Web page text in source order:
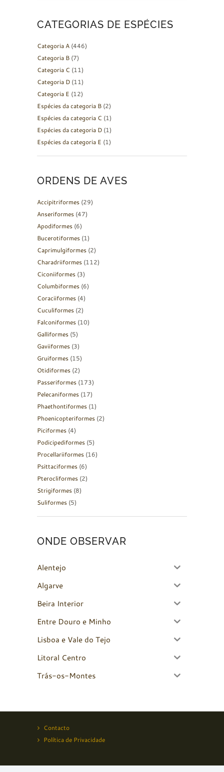
CATEGORIAS DE ESPÉCIES
Categoria A (446)
Categoria B (7)
Categoria C (11)
Categoria D (11)
Categoria E (12)
Espécies da categoria B (2)
Espécies da categoria C (1)
Espécies da categoria D (1)
Espécies da categoria E (1)
ORDENS DE AVES
Accipitriformes (29)
Anseriformes (47)
Apodiformes (6)
Bucerotiformes (1)
Caprimulgiformes (2)
Charadriiformes (112)
Ciconiiformes (3)
Columbiformes (6)
Coraciiformes (4)
Cuculiformes (2)
Falconiformes (10)
Galliformes (5)
Gaviiformes (3)
Gruiformes (15)
Otidiformes (2)
Passeriformes (173)
Pelecaniformes (17)
Phaethontiformes (1)
Phoenicopteriformes (2)
Piciformes (4)
Podicipediformes (5)
Procellariiformes (16)
Psittaciformes (6)
Pterocliformes (2)
Strigiformes (8)
Suliformes (5)
ONDE OBSERVAR
Alentejo
Algarve
Beira Interior
Entre Douro e Minho
Lisboa e Vale do Tejo
Litoral Centro
Trás-os-Montes
Contacto
Política de Privacidade